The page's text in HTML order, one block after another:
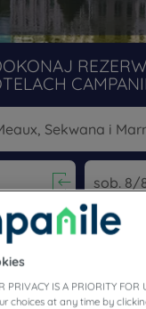
to interact with the
Navigate
kod
PRIVACY IS A PRIORITY FOR
choices at any time by